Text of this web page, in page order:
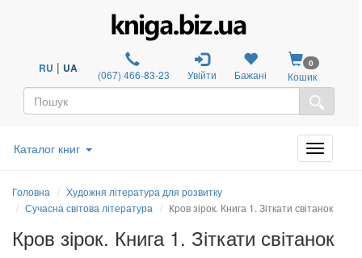
RU | UA (067) 466-83-23 Увійти Бажані
0
Кошик
Каталог книг
Головна
Художня література для розвитку
Сучасна світова література
Кров зірок. Книга 1. Зіткати світанок
Кров зірок. Книга 1. Зіткати світанок